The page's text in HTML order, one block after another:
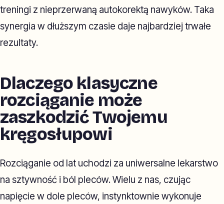
treningi z nieprzerwaną autokorektą nawyków. Taka
synergia w dłuższym czasie daje najbardziej trwałe
rezultaty.
Dlaczego klasyczne
rozciąganie może
zaszkodzić Twojemu
kręgosłupowi
Rozciąganie od lat uchodzi za uniwersalne lekarstwo
na sztywność i ból pleców. Wielu z nas, czując
napięcie w dole pleców, instynktownie wykonuje